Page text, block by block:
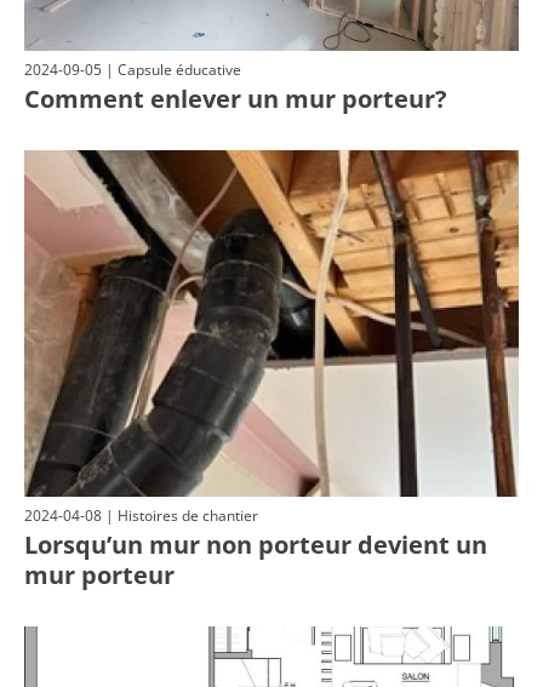
2024-09-05 | Capsule éducative
Comment enlever un mur porteur?
2024-04-08 | Histoires de chantier
Lorsqu’un mur non porteur devient un
mur porteur